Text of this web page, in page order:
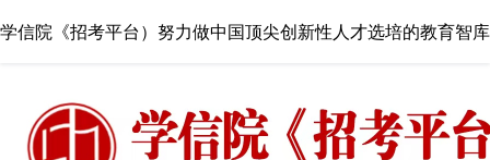
学信院《招考平台）努力做中国顶尖创新性人才选培的教育智库